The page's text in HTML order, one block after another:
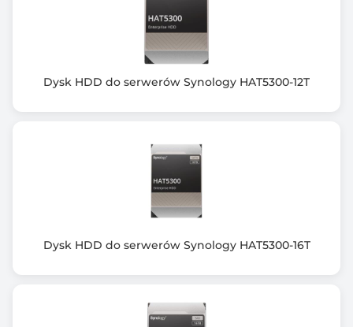
Dysk HDD do serwerów Synology HAT5300-12T
Dysk HDD do serwerów Synology HAT5300-16T